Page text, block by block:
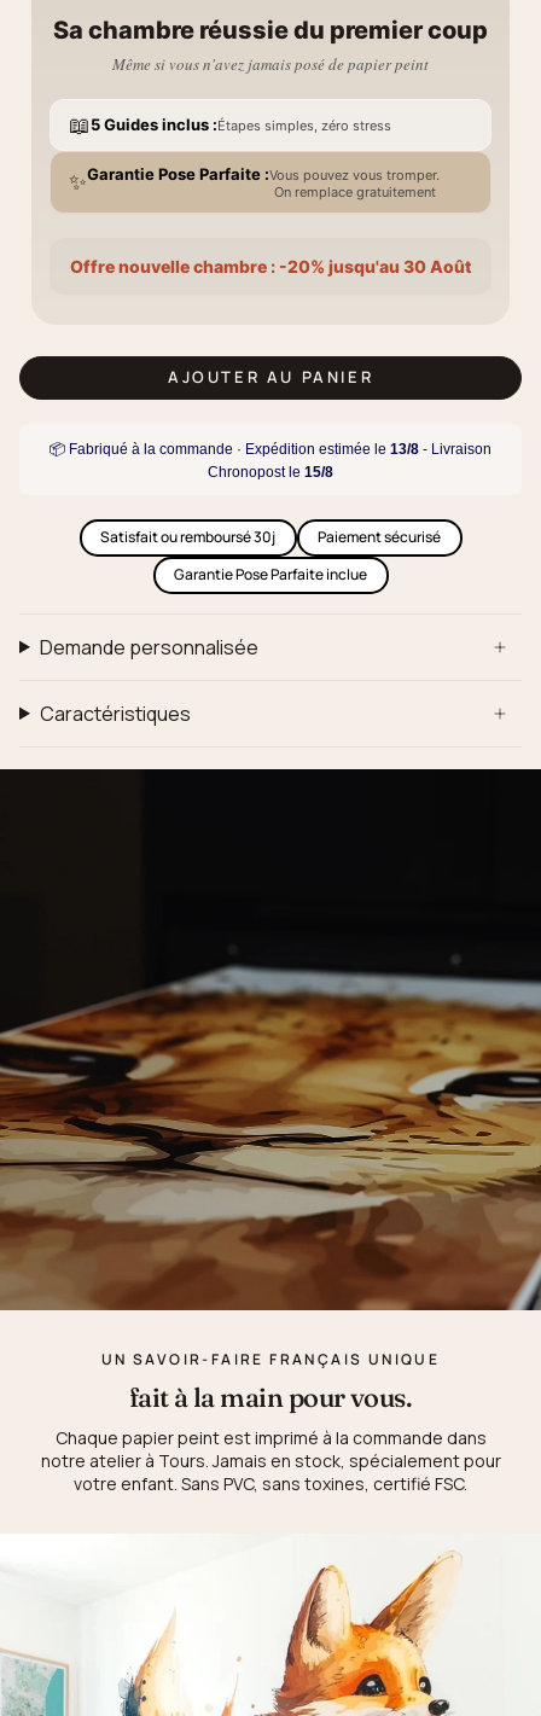
Sa chambre réussie du premier coup
Même si vous n'avez jamais posé de papier peint
📖5 Guides inclus :Étapes simples, zéro stress
✨Garantie Pose Parfaite :Vous pouvez vous tromper.
On remplace gratuitement
Offre nouvelle chambre : -20% jusqu'au 30 Août
AJOUTER AU PANIER
📦 Fabriqué à la commande · Expédition estimée le 13/8 - Livraison
Chronopost le 15/8
Satisfait ou remboursé 30j
Paiement sécurisé
Garantie Pose Parfaite inclue
Demande personnalisée
Caractéristiques
UN SAVOIR-FAIRE FRANÇAIS UNIQUE
fait à la main pour vous.
Chaque papier peint est imprimé à la commande dans
notre atelier à Tours. Jamais en stock, spécialement pour
votre enfant. Sans PVC, sans toxines, certifié FSC.